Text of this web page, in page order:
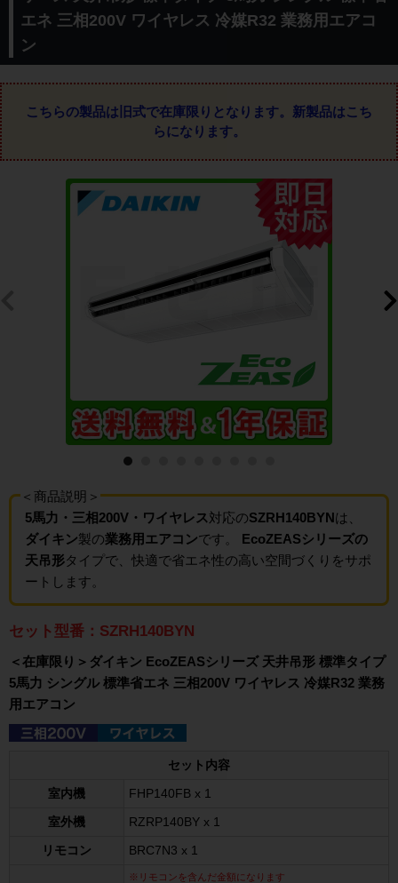
エネ 三相200V ワイヤレス 冷媒R32 業務用エアコ
ン
こちらの製品は旧式で在庫限りとなります。 新製品はこち
らになります。
＜商品説明＞
5馬力・三相200V・ワイヤレス対応のSZRH140BYNは、
ダイキン製の業務用エアコンです。 EcoZEASシリーズの
天吊形タイプで、快適で省エネ性の高い空間づくりをサポ
ートします。
セット型番：SZRH140BYN
＜在庫限り＞ダイキン EcoZEASシリーズ 天井吊形 標準タイプ
5馬力 シングル 標準省エネ 三相200V ワイヤレス 冷媒R32 業務
用エアコン
セット内容
室内機 FHP140FB x 1
室外機 RZRP140BY x 1
リモコン BRC7N3 x 1
※リモコンを含んだ金額になります